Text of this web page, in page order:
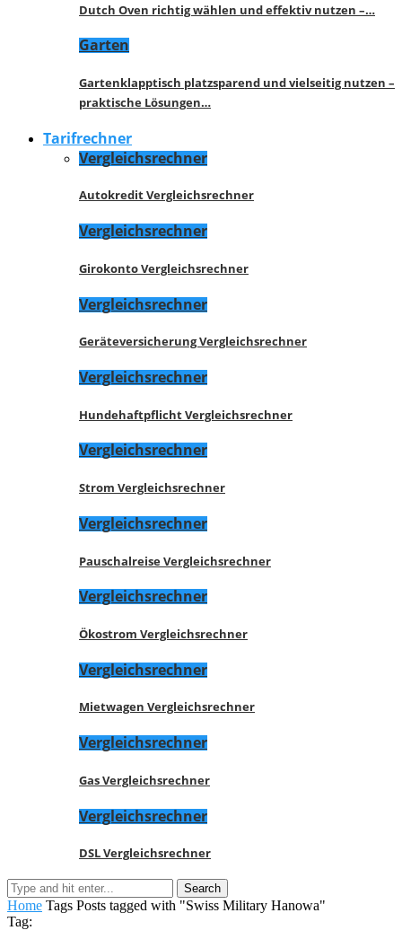
Dutch Oven richtig wählen und effektiv nutzen –…
Garten
Gartenklapptisch platzsparend und vielseitig nutzen –
praktische Lösungen…
Tarifrechner
Vergleichsrechner
Autokredit Vergleichsrechner
Vergleichsrechner
Girokonto Vergleichsrechner
Vergleichsrechner
Geräteversicherung Vergleichsrechner
Vergleichsrechner
Hundehaftpflicht Vergleichsrechner
Vergleichsrechner
Strom Vergleichsrechner
Vergleichsrechner
Pauschalreise Vergleichsrechner
Vergleichsrechner
Ökostrom Vergleichsrechner
Vergleichsrechner
Mietwagen Vergleichsrechner
Vergleichsrechner
Gas Vergleichsrechner
Vergleichsrechner
DSL Vergleichsrechner
Home Tags Posts tagged with "Swiss Military Hanowa"
Tag: